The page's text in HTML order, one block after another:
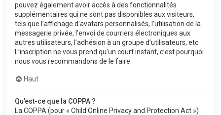
pouvez également avoir accès à des fonctionnalités
supplémentaires qui ne sont pas disponibles aux visiteurs,
tels que l’affichage d’avatars personnalisés, l’utilisation de la
messagerie privée, l’envoi de courriers électroniques aux
autres utilisateurs, l’adhésion à un groupe d’utilisateurs, etc.
L’inscription ne vous prend qu’un court instant, c’est pourquoi
nous vous recommandons de le faire.
Haut
Qu’est-ce que la COPPA ?
La COPPA (pour « Child Online Privacy and Protection Act »)